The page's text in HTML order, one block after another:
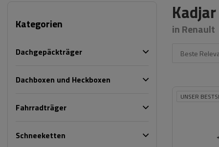
Kategorien
Dachgepäckträger
Dachboxen und Heckboxen
Fahrradträger
Schneeketten
in Renault
Beste
UNSER